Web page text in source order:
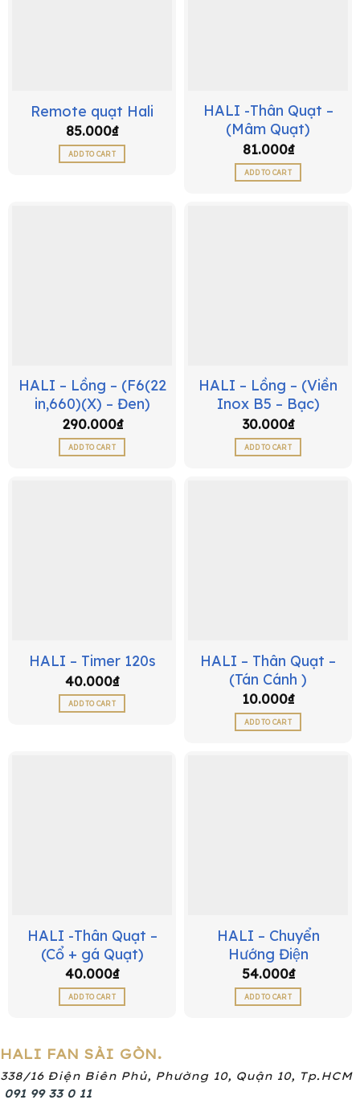
Remote quạt Hali
85.000₫
ADD TO CART
HALI -Thân Quạt –
(Mâm Quạt)
81.000₫
ADD TO CART
HALI – Lồng – (F6(22
in,660)(X) – Đen)
290.000₫
ADD TO CART
HALI – Lồng – (Viền
Inox B5 – Bạc)
30.000₫
ADD TO CART
HALI – Timer 120s
40.000₫
ADD TO CART
HALI – Thân Quạt –
(Tán Cánh )
10.000₫
ADD TO CART
HALI -Thân Quạt –
(Cổ + gá Quạt)
40.000₫
ADD TO CART
HALI – Chuyển
Hướng Điện
54.000₫
ADD TO CART
HALI FAN SÀI GÒN.
338/16 Điện Biên Phủ, Phường 10, Quận 10, Tp.HCM
091 99 33 0 11